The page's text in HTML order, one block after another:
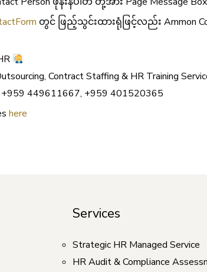
တွင် ဖြည့်သွင်းထားရုံဖြင့်လည်း Ammon
Contract Staffing & HR Training
+959 449611667, +959 401520365
here
Services
Strategic HR Managed Service
HR Audit & Compliance